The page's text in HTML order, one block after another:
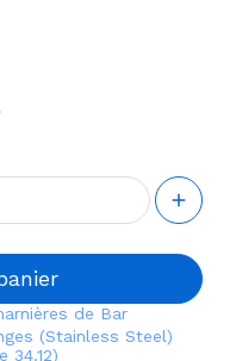
de Bar
(Stainless Steel)
34.12)